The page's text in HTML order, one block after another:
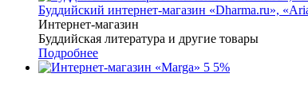
Буддийский интернет-магазин «Dharma.ru»,
Интернет-магазин
Буддийская литература и другие товары
Подробнее
5 5%